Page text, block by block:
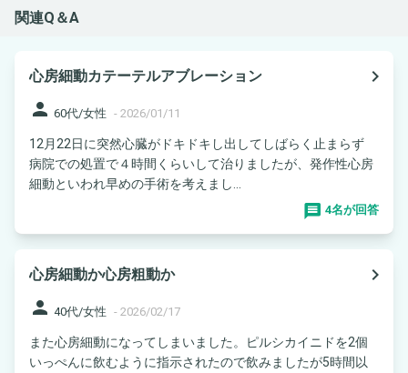
関連Q＆A
心房細動カテーテルアブレーション
navigate_next
person 60代/女性 - 2026/01/11
12月22日に突然心臓がドキドキし出してしばらく止まらず
病院での処置で４時間くらいして治りましたが、発作性心房
細動といわれ早めの手術を考えまし...
4名が回答
心房細動か心房粗動か
navigate_next
person 40代/女性 - 2026/02/17
また心房細動になってしまいました。ピルシカイニドを2個
いっぺんに飲むように指示されたので飲みましたが5時間以